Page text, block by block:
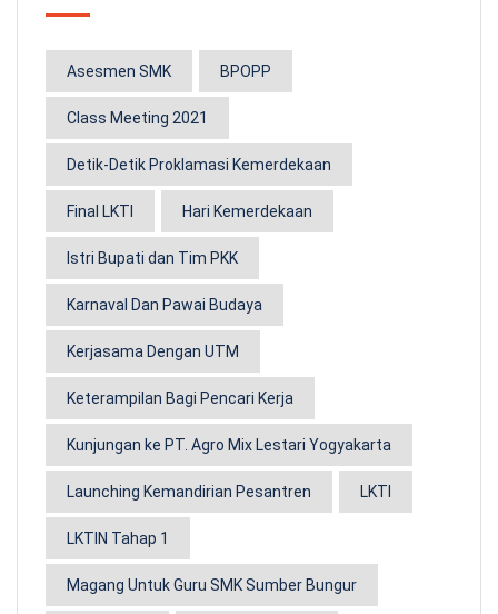
Asesmen SMK BPOPP
Class Meeting 2021
Detik-Detik Proklamasi Kemerdekaan
Final LKTI Hari Kemerdekaan
Istri Bupati dan Tim PKK
Karnaval Dan Pawai Budaya
Kerjasama Dengan UTM
Keterampilan Bagi Pencari Kerja
Kunjungan ke PT. Agro Mix Lestari Yogyakarta
Launching Kemandirian Pesantren LKTI
LKTIN Tahap 1
Magang Untuk Guru SMK Sumber Bungur